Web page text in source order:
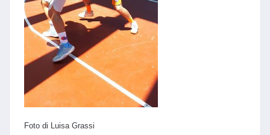
Foto di Luisa Grassi